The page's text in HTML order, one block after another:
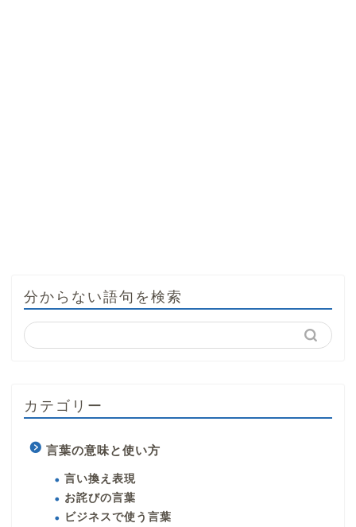
分からない語句を検索
カテゴリー
言葉の意味と使い方
言い換え表現
お詫びの言葉
ビジネスで使う言葉